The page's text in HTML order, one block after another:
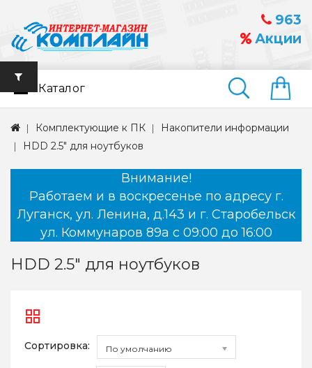
963
Акции
Найти
Каталог
Комплектующие к ПК
Накопители информации
HDD 2.5" для ноутбуков
Внимание!
Работаем и в воскресенье по адресу г.
Луганск, ул. Ленина, д.143 и г. Старобельск
ул. Коммунаров 89а с 09:00 до 16:00
HDD 2.5" для ноутбуков
Сортировка: По умолчанию